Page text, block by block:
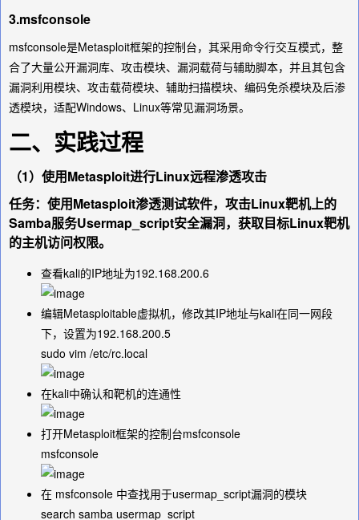
3.msfconsole
msfconsole是Metasploit框架的控制台，其采用命令行交互模式，整
合了大量公开漏洞库、攻击模块、漏洞载荷与辅助脚本，并且其包含
漏洞利用模块、攻击载荷模块、辅助扫描模块、编码免杀模块及后渗
透模块，适配Windows、Linux等常见漏洞场景。
二、实践过程
（1）使用Metasploit进行Linux远程渗透攻击
任务：使用Metasploit渗透测试软件，攻击Linux靶机上的
Samba服务Usermap_script安全漏洞，获取目标Linux靶机
的主机访问权限。
查看kali的IP地址为192.168.200.6
编辑Metasploitable虚拟机，修改其IP地址与kali在同一网段
下，设置为192.168.200.5
sudo vim /etc/rc.local
在kali中确认和靶机的连通性
打开Metasploit框架的控制台msfconsole
msfconsole
在 msfconsole 中查找用于usermap_script漏洞的模块
search samba usermap_script